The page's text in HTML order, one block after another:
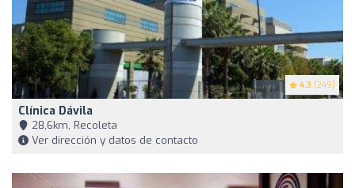
4.3 (249)
Clínica Dávila
28,6km, Recoleta
Ver dirección y datos de contacto